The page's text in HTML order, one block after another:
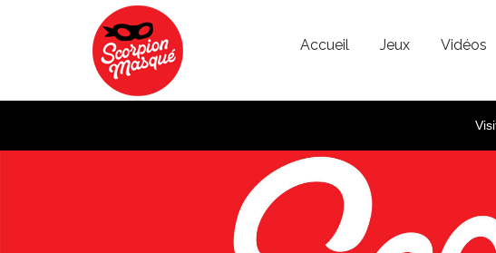
Aller au contenu principal
Accueil Jeux Vidéos